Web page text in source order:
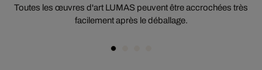
Toutes les œuvres d'art LUMAS peuvent être accrochées très
facilement après le déballage.